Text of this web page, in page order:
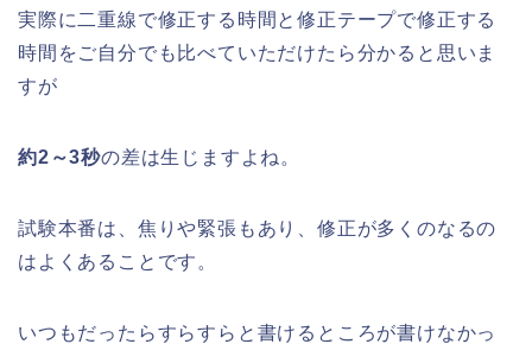
実際に二重線で修正する時間と修正テープで修正する
時間をご自分でも比べていただけたら分かると思いま
すが
約2～3秒の差は生じますよね。
試験本番は、焦りや緊張もあり、修正が多くのなるの
はよくあることです。
いつもだったらすらすらと書けるところが書けなかっ